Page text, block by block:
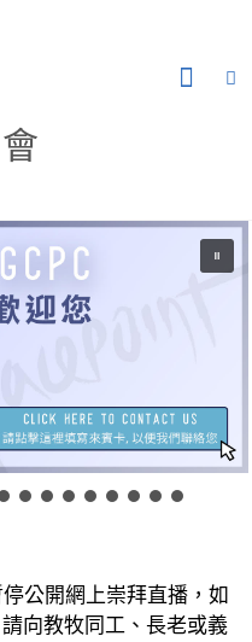
公開網上崇拜直播，如
向教牧同工、長老或義